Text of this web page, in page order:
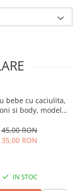
bebe cu caciulita,
si body, model
45,00 RON
35,00 RON
IN STOC